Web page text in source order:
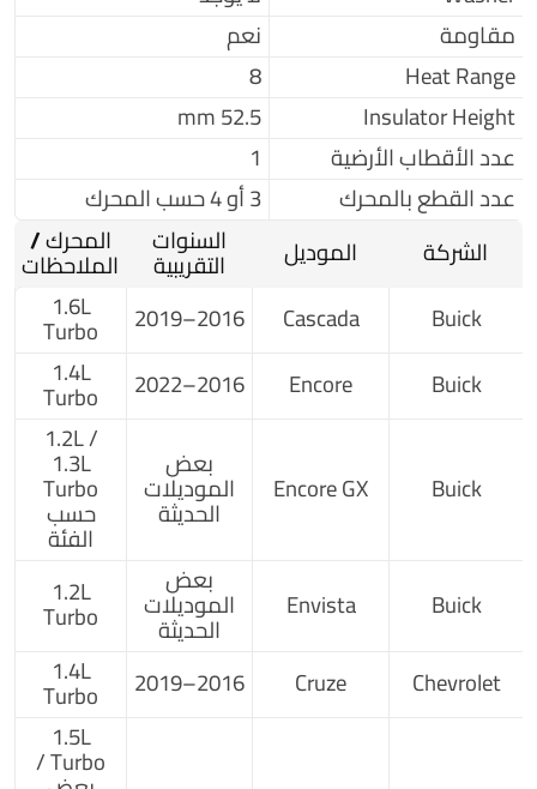
مقاومة
نعم
Heat Range
8
Insulator Height
52.5 mm
عدد الأقطاب الأرضية
1
عدد القطع بالمحرك
3 أو 4 حسب المحرك
الشركة
الموديل السنوات
التقريبية
المحرك /
الملاحظات
Buick
Cascada
2016–2019
1.6L
Turbo
Buick
Encore
2016–2022
1.4L
Turbo
Buick
Encore GX
بعض
الموديلات
الحديثة
1.2L /
1.3L
Turbo
حسب
الفئة
Buick
Envista
بعض
الموديلات
الحديثة
1.2L
Turbo
Chevrolet
Cruze
2016–2019
1.4L
Turbo
1.5L
Turbo /